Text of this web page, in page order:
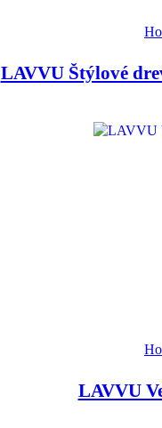
LAVVU Štýlové
LAVVU